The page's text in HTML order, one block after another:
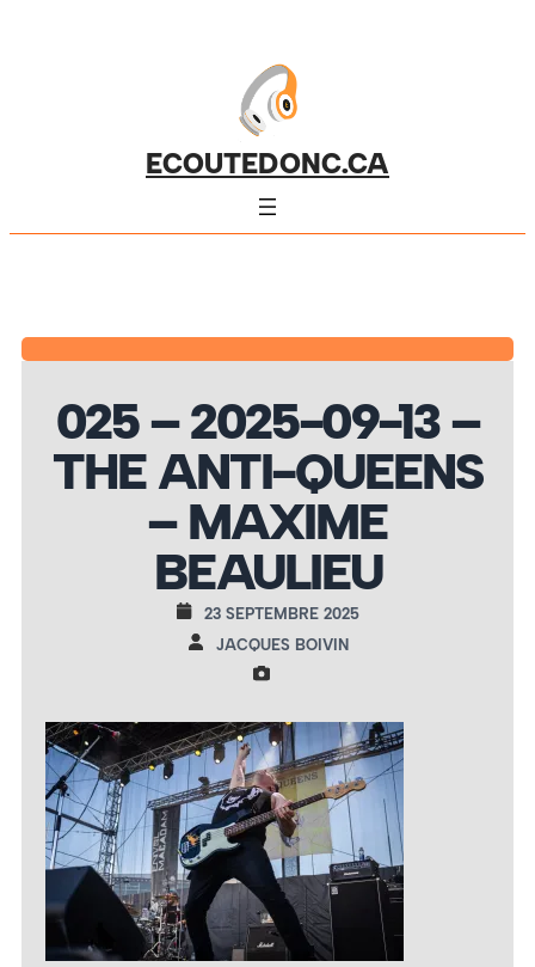
ECOUTEDONC.CA
025 – 2025-09-13 –
THE ANTI-QUEENS
– MAXIME
BEAULIEU
23 SEPTEMBRE 2025
JACQUES BOIVIN